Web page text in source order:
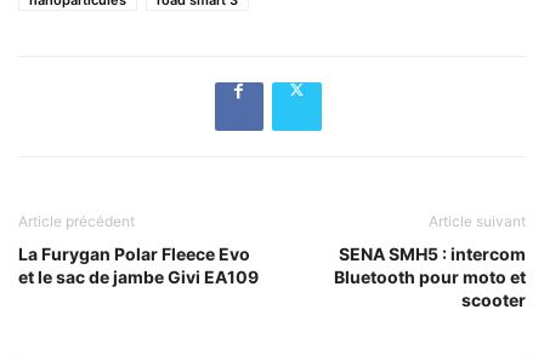
Article précédent
La Furygan Polar Fleece Evo
et le sac de jambe Givi EA109
Article suivant
SENA SMH5 : intercom
Bluetooth pour moto et
scooter